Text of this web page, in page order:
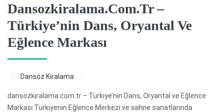
Dansozkiralama.com.tr –
Türkiye’nin Dans, Oryantal Ve
Eğlence Markası
Dansöz Kiralama
dansozkiralama.com.tr – Türkiye’nin Dans, Oryantal ve Eğlence
Markası Türkiyenin Eğlence Merkezi ve sahne sanatlarında